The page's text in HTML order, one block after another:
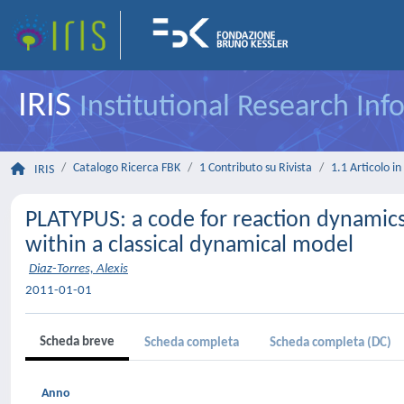
IRISInstitutional Research
IRIS Catalogo Ricerca FBK 1 Contributo su Rivista 1.1 Articolo
PLATYPUS: a code for reaction
within a classical dynamical model
Diaz-Torres, Alexis
2011-01-01
Scheda breve Scheda completa Scheda completa (DC)
Anno